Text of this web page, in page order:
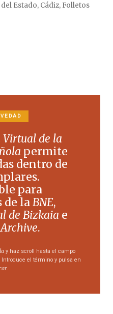
Estado, Cádiz, Folletos
de la
permite
dentro de
para
de laBNE,
de Bizkaia e
.
y haz scroll hasta el campo
Introduce el término y pulsa en
.